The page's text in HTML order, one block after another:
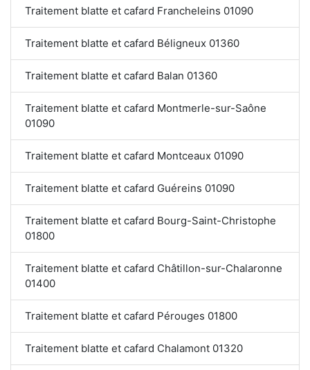
Traitement blatte et cafard Francheleins 01090
Traitement blatte et cafard Béligneux 01360
Traitement blatte et cafard Balan 01360
Traitement blatte et cafard Montmerle-sur-Saône
01090
Traitement blatte et cafard Montceaux 01090
Traitement blatte et cafard Guéreins 01090
Traitement blatte et cafard Bourg-Saint-Christophe
01800
Traitement blatte et cafard Châtillon-sur-Chalaronne
01400
Traitement blatte et cafard Pérouges 01800
Traitement blatte et cafard Chalamont 01320